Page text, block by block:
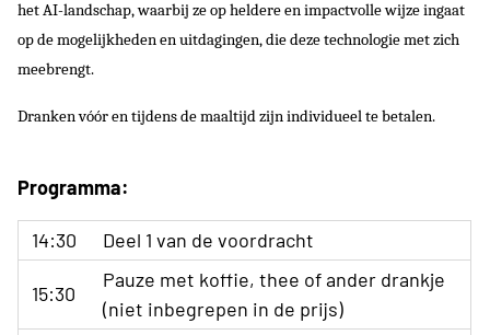
het AI-landschap, waarbij ze op heldere en impactvolle wijze ingaat
op de mogelijkheden en uitdagingen, die deze technologie met zich
meebrengt.
Dranken vóór en tijdens de maaltijd zijn individueel te betalen.
Programma:
14:30 Deel 1 van de voordracht
15:30
Pauze met koffie, thee of ander drankje
(niet inbegrepen in de prijs)